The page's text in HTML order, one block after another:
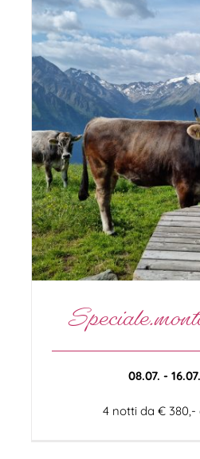
08.07. -
4 notti da € 380,-